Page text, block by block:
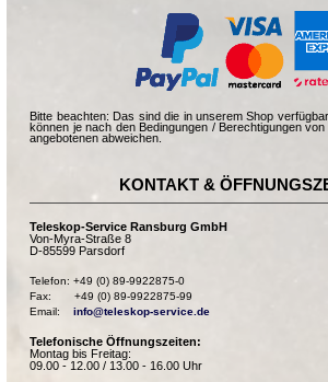
Bitte beachten: Das sind die in unserem Shop
können je nach den Bedingungen / Berechtigungen
angebotenen abweichen.
KONTAKT &
Teleskop-Service Ransburg GmbH
Von-Myra-Straße 8
D-85599 Parsdorf
Telefon: +49 (0) 89-9922875-0
Fax:       +49 (0) 89-9922875-99
Email: info@teleskop-service.de
Telefonische Öffnungszeiten:
Montag bis Freitag:
09.00 - 12.00 / 13.00 - 16.00 Uhr